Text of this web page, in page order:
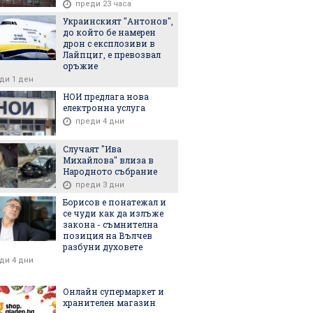
укриващи се от
15.07.2026
Все повече млади
германци избягват
военната служба
08.08.2026
преди 23 часа
Украинският "Антонов",
до който бе намерен
дрон с експлозиви в
Лайпциг, е превозвал
оръжие
1 ден
НОИ предлага нова
електронна услуга
преди 4 дни
Случаят "Ива
Михайлова" влиза в
Народното събрание
преди 3 дни
Борисов е понатежал и
се чуди как да излъже
закона - съмнителна
позиция на Вълчев
разбуни духовете
4 дни
Онлайн супермаркет и
хранителен магазин